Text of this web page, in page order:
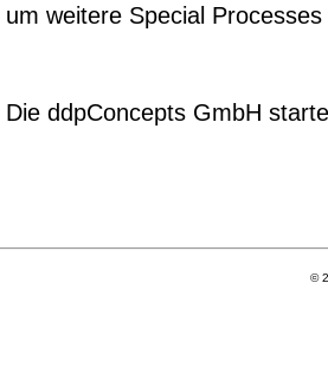
um weitere Special
Die ddpConcepts GmbH
©